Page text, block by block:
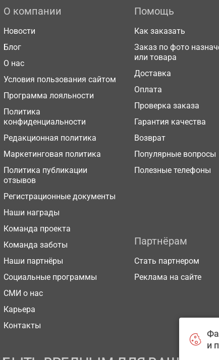
О компании
Новости
Блог
О нас
Условия пользования сайтом
Программа лояльности
Политика
конфиденциальности
Редакционная политика
Маркетинговая политика
Политика публикации
отзывов
Регистрационные документы
Наши награды
Команда проекта
Команда заботы
Наши партнёры
Социальные программы
СМИ о нас
Карьера
Контакты
Помощь
Как заказать
Заказ по фото
или товара
Доставка
Оплата
Проверка заказа
Гарантия качества
Возврат
Популярные вопросы
Полезные телефоны
Партнёрам
Стать партнером
Реклама на сайте
и